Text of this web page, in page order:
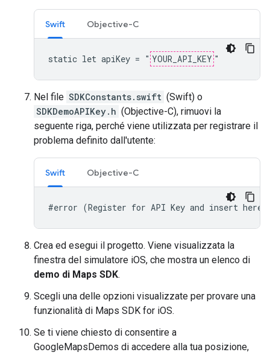
Swift Objective-C
static let apiKey = " YOUR_API_KEY "
Nel file SDKConstants.swift (Swift) o
SDKDemoAPIKey.h (Objective-C), rimuovi la
seguente riga, perché viene utilizzata per registrare il
problema definito dall'utente:
Swift Objective-C
#error (Register for API Key and insert
Crea ed esegui il progetto. Viene visualizzata la
finestra del simulatore iOS, che mostra un elenco di
demo di Maps SDK.
Scegli una delle opzioni visualizzate per provare una
funzionalità di Maps SDK for iOS.
Se ti viene chiesto di consentire a
GoogleMapsDemos di accedere alla tua posizione,